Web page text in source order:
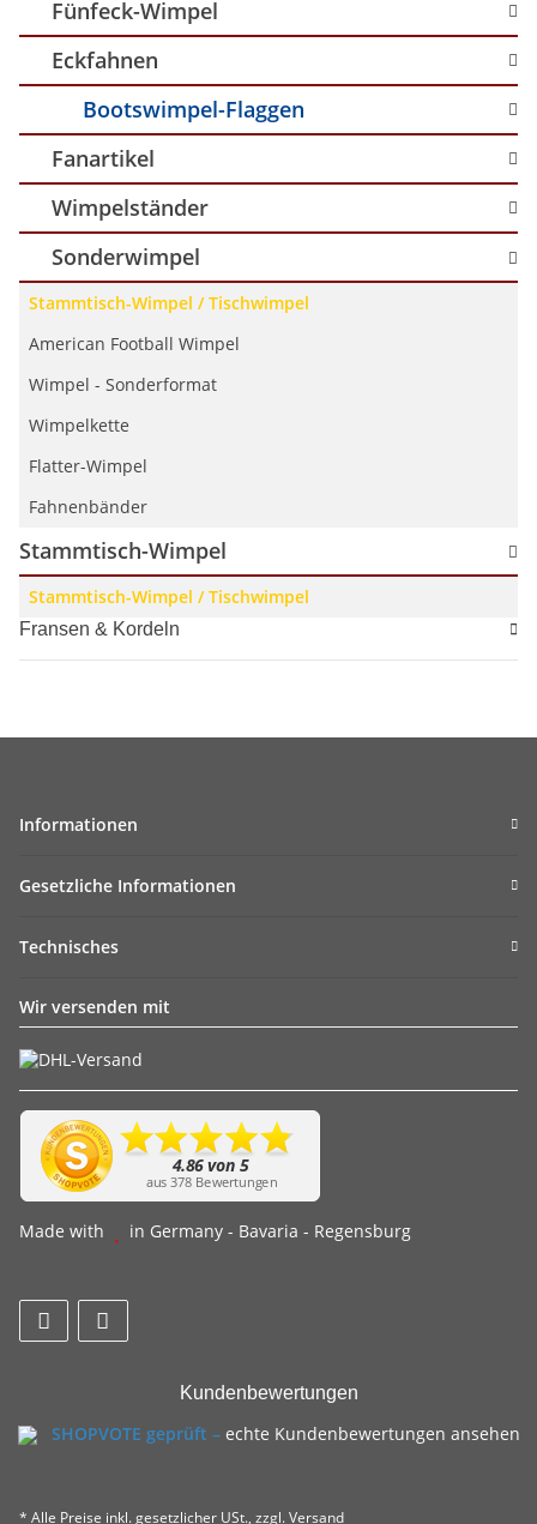
Fünfeck-Wimpel
Eckfahnen
Bootswimpel-Flaggen
Fanartikel
Wimpelständer
Sonderwimpel
Stammtisch-Wimpel / Tischwimpel
American Football Wimpel
Wimpel - Sonderformat
Wimpelkette
Flatter-Wimpel
Fahnenbänder
Stammtisch-Wimpel
Stammtisch-Wimpel / Tischwimpel
Fransen & Kordeln
Informationen
Gesetzliche Informationen
Technisches
Wir versenden mit
Made with in Germany - Bavaria - Regensburg
Kundenbewertungen
SHOPVOTE geprüft – echte Kundenbewertungen ansehen
* Alle Preise inkl. gesetzlicher USt., zzgl.Versand